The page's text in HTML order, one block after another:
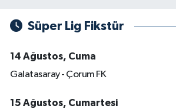
Süper Lig Fikstür
14 Ağustos, Cuma
Galatasaray - Çorum FK
15 Ağustos, Cumartesi